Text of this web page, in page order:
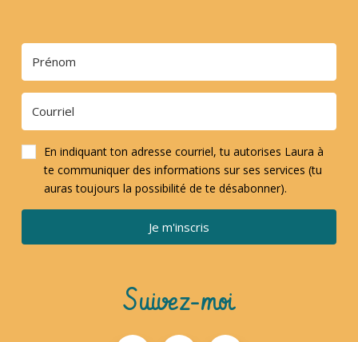
En indiquant ton adresse courriel, tu autorises Laura à
te communiquer des informations sur ses services (tu
auras toujours la possibilité de te désabonner).
Je m'inscris
Suivez-moi